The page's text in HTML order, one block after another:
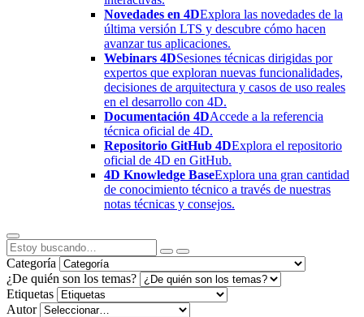
Novedades en 4DExplora las novedades de la
última versión LTS y descubre cómo hacen
avanzar tus aplicaciones.
Webinars 4DSesiones técnicas dirigidas por
expertos que exploran nuevas funcionalidades,
decisiones de arquitectura y casos de uso reales
en el desarrollo con 4D.
Documentación 4DAccede a la referencia
técnica oficial de 4D.
Repositorio GitHub 4DExplora el repositorio
oficial de 4D en GitHub.
4D Knowledge BaseExplora una gran cantidad
de conocimiento técnico a través de nuestras
notas técnicas y consejos.
Categoría
¿De quién son los temas?
Etiquetas
Autor